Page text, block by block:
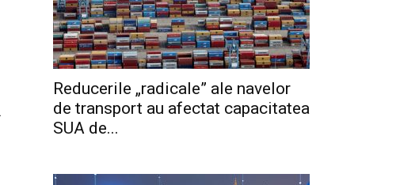
Reducerile „radicale” ale navelor
de transport au afectat capacitatea
SUA de...